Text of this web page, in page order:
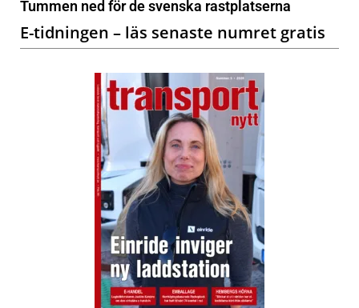
Tummen ned för de svenska rastplatserna
E-tidningen – läs senaste numret gratis